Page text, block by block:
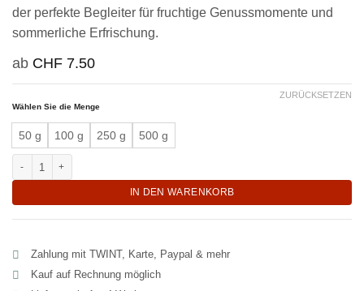
der perfekte Begleiter für fruchtige Genussmomente und
sommerliche Erfrischung.
ab CHF 7.50
Wählen Sie die Menge
50 g 100 g 250 g 500 g
ZURÜCKSETZEN
IN DEN WARENKORB
Zahlung mit TWINT, Karte, Paypal & mehr
Kauf auf Rechnung möglich